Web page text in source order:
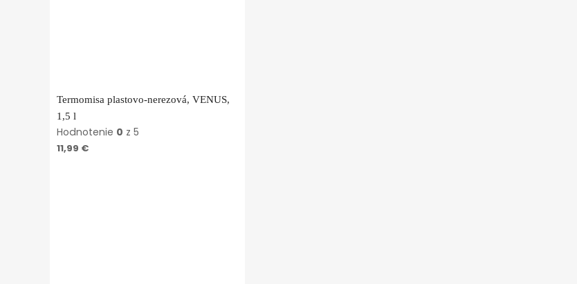
Termomisa plastovo-nerezová, VENUS,
1,5 l
Hodnotenie 0 z 5
11,99 €